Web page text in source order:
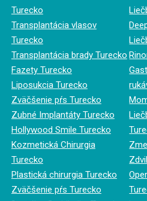
Turecko
Transplantácia vlasov
Turecko
Transplantácia brady Turecko
Fazety Turecko
Liposukcia Turecko
Zväčšenie pŕs Turecko
Zubné Implantáty Turecko
Hollywood Smile Turecko
Kozmetická Chirurgia
Turecko
Plastická chirurgia Turecko
Zväčšenie pŕs Turecko